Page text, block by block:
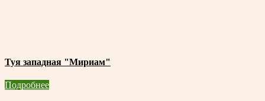
Туя западная "Мириам"
Подробнее